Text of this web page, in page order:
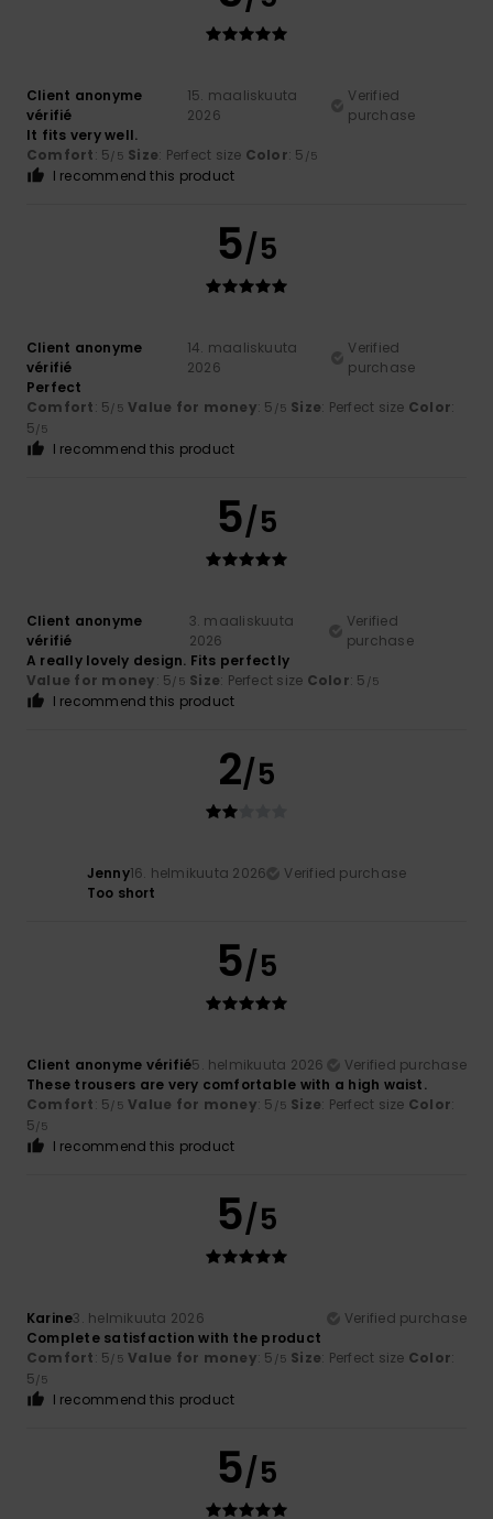
Client anonyme
vérifié
15. maaliskuuta
2026
Verified
purchase
It fits very well.
Comfort: 5/5 Size: Perfect size Color: 5 /5
I recommend this product
5/5
Client anonyme
vérifié
14. maaliskuuta
2026
Verified
purchase
Perfect
Comfort: 5/5 Value for money: 5 /5 Size: Perfect size Color:
5/5
I recommend this product
5/5
Client anonyme
vérifié
3. maaliskuuta
2026
Verified
purchase
A really lovely design. Fits perfectly
Value for money: 5/5 Size: Perfect size Color: 5 /5
I recommend this product
2/5
Jenny16. helmikuuta 2026
Verified purchase
Too short
5/5
Client anonyme vérifié5. helmikuuta 2026
Verified purchase
These trousers are very comfortable with a high waist.
Comfort: 5/5 Value for money: 5 /5 Size: Perfect size Color:
5/5
I recommend this product
5/5
Karine3. helmikuuta 2026
Verified purchase
Complete satisfaction with the product
Comfort: 5/5 Value for money: 5 /5 Size: Perfect size Color:
5/5
I recommend this product
5/5